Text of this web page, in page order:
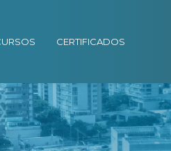
CERTIFICADOS